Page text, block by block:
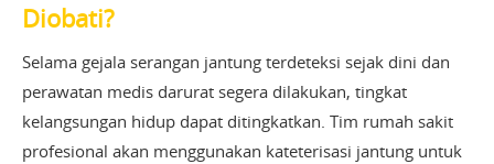
Diobati?
Selama gejala serangan jantung terdeteksi sejak dini dan
perawatan medis darurat segera dilakukan, tingkat
kelangsungan hidup dapat ditingkatkan. Tim rumah sakit
profesional akan menggunakan kateterisasi jantung untuk